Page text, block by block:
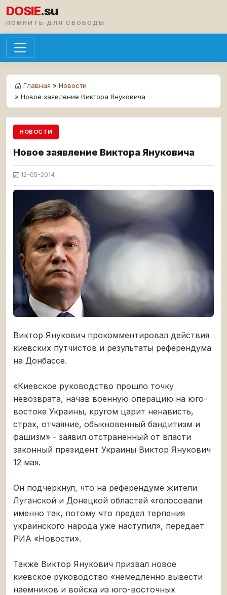
DOSIE.su
ПОМНИТЬ ДЛЯ СВОБОДЫ
Главная » Новости
» Новое заявление Виктора Януковича
НОВОСТИ
Новое заявление Виктора Януковича
12-05-2014
Виктор Янукович прокомментировал действия
киевских путчистов и результаты референдума
на Донбассе.
«Киевское руководство прошло точку
невозврата, начав военную операцию на юго-
востоке Украины, кругом царит ненависть,
страх, отчаяние, обыкновенный бандитизм и
фашизм» - заявил отстраненный от власти
законный президент Украины Виктор Янукович
12 мая.
Он подчеркнул, что на референдуме жители
Луганской и Донецкой областей «голосовали
именно так, потому что предел терпения
украинского народа уже наступил», передает
РИА «Новости».
Также Виктор Янукович призвал новое
киевское руководство «немедленно вывести
наемников и войска из юго-восточных